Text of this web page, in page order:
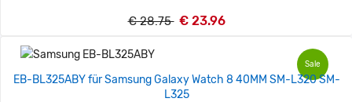
€ 28.75 € 23.96
Sale
EB-BL325ABY für Samsung Galaxy Watch 8 40MM SM-L320 SM-
L325